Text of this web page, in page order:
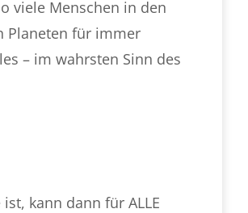
viele Menschen in den
Planeten für immer
– im wahrsten Sinn des
kann dann für ALLE